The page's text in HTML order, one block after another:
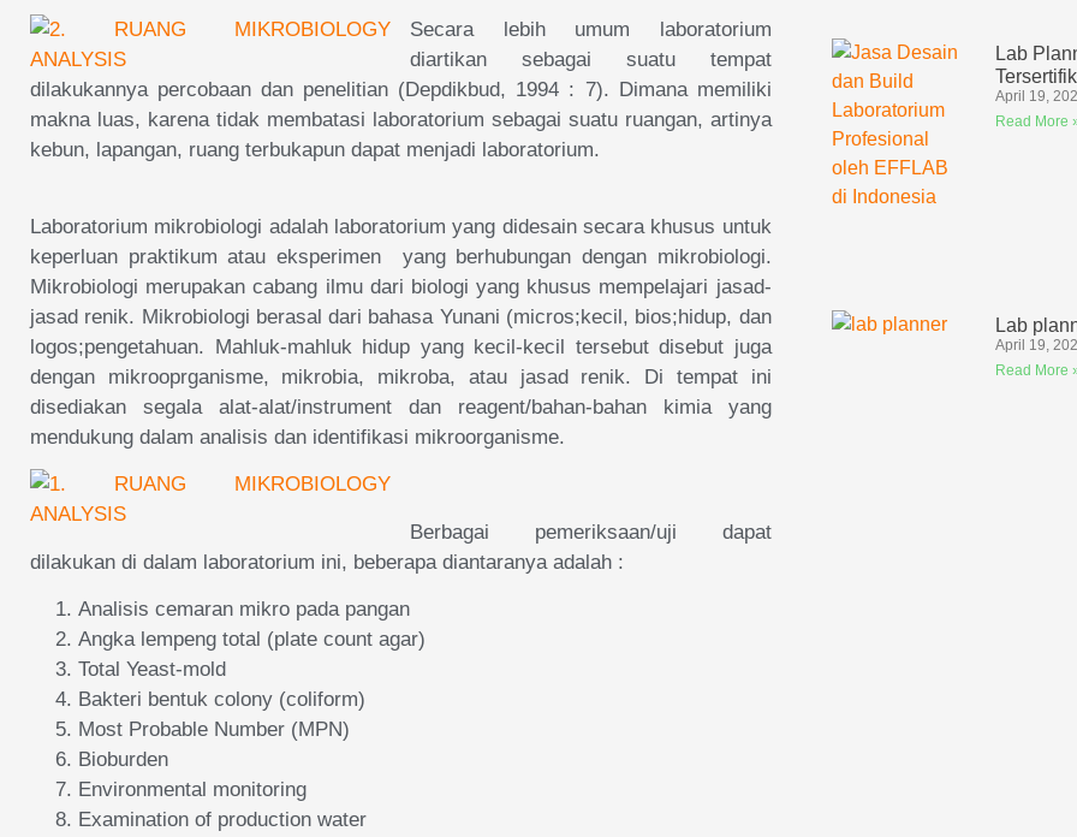
Secara lebih umum laboratorium
diartikan sebagai suatu tempat
dilakukannya percobaan dan penelitian (Depdikbud, 1994 : 7). Dimana memiliki
makna luas, karena tidak membatasi laboratorium sebagai suatu ruangan, artinya
kebun, lapangan, ruang terbukapun dapat menjadi laboratorium.
Laboratorium mikrobiologi adalah laboratorium yang didesain secara khusus untuk
keperluan praktikum atau eksperimen yang berhubungan dengan mikrobiologi.
Mikrobiologi merupakan cabang ilmu dari biologi yang khusus mempelajari jasad-
jasad renik. Mikrobiologi berasal dari bahasa Yunani (micros;kecil, bios;hidup, dan
logos;pengetahuan. Mahluk-mahluk hidup yang kecil-kecil tersebut disebut juga
dengan mikrooprganisme, mikrobia, mikroba, atau jasad renik. Di tempat ini
disediakan segala alat-alat/instrument dan reagent/bahan-bahan kimia yang
mendukung dalam analisis dan identifikasi mikroorganisme.
Berbagai pemeriksaan/uji dapat
dilakukan di dalam laboratorium ini, beberapa diantaranya adalah :
Analisis cemaran mikro pada pangan
Angka lempeng total (plate count agar)
Total Yeast-mold
Bakteri bentuk colony (coliform)
Most Probable Number (MPN)
Bioburden
Environmental monitoring
Examination of production water
Lab
April 19,
Read More
Lab
April 19,
Read More